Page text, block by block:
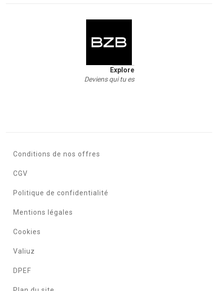
Explore
Deviens qui tu es
Conditions de nos offres
CGV
Politique de confidentialité
Mentions légales
Cookies
Valiuz
DPEF